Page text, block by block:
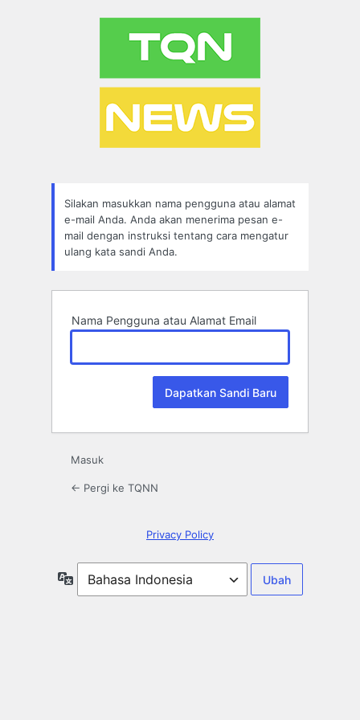
Silakan masukkan nama pengguna atau alamat
e-mail Anda. Anda akan menerima pesan e-
mail dengan instruksi tentang cara mengatur
ulang kata sandi Anda.
Nama Pengguna atau Alamat Email
Masuk
← Pergi ke TQNN
Privacy Policy
Bahasa